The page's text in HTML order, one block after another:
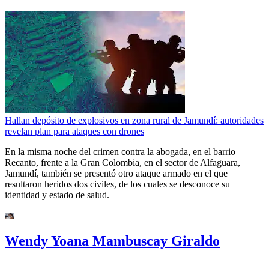
Hallan depósito de explosivos en zona rural de Jamundí: autoridades
revelan plan para ataques con drones
En la misma noche del crimen contra la abogada, en el barrio
Recanto, frente a la Gran Colombia, en el sector de Alfaguara,
Jamundí, también se presentó otro ataque armado en el que
resultaron heridos dos civiles, de los cuales se desconoce su
identidad y estado de salud.
Wendy Yoana Mambuscay Giraldo